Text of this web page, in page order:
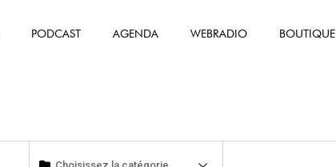
PODCAST AGENDA WEBRADIO BOUTIQUE